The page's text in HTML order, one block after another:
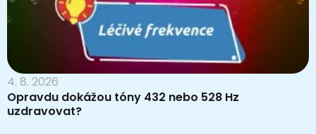
4. 8. 2026
Opravdu dokážou tóny 432 nebo 528 Hz
uzdravovat?